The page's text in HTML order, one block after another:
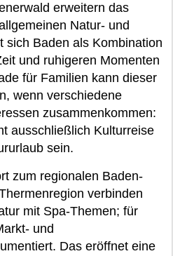
erweitern das
Natur- und
sich Baden als Kombination
und ruhigeren Momenten
für Familien kann dieser
wenn verschiedene
zusammenkommen:
ausschließlich Kulturreise
sein.
zum regionalen Baden-
verbinden
mit Spa-Themen; für
und
Das eröffnet eine